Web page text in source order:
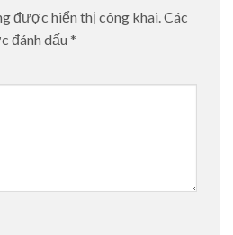
được hiển thị công khai.Các
đánh dấu *